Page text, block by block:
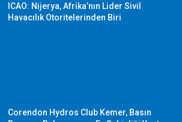
ICAO: Nijerya, Afrika’nın Lider Sivil
Havacılık Otoritelerinden Biri
Corendon Hydros Club Kemer, Basın